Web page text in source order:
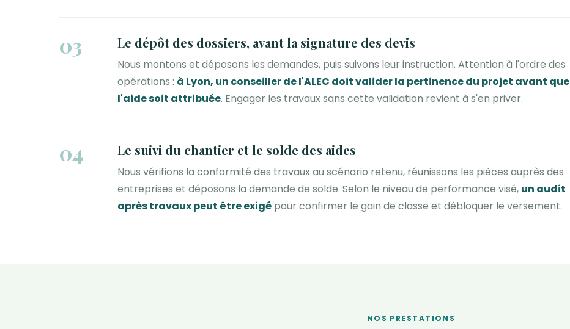
03 Le dépôt des dossiers, avant la signature des devis
Nous montons et déposons les demandes, puis suivons leur instruction. Attention à l'ordre des
opérations : à Lyon, un conseiller de l'ALEC doit valider la pertinence du projet avant que
l'aide soit attribuée. Engager les travaux sans cette validation revient à s'en priver.
04 Le suivi du chantier et le solde des aides
Nous vérifions la conformité des travaux au scénario retenu, réunissons les pièces auprès des
entreprises et déposons la demande de solde. Selon le niveau de performance visé, un audit
après travaux peut être exigé pour confirmer le gain de classe et débloquer le versement.
NOS PRESTATIONS